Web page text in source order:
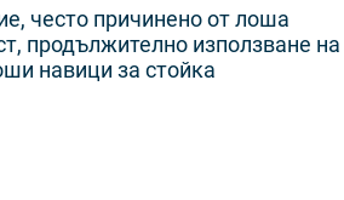
често причинено от лоша
продължително използване на
навици за стойка